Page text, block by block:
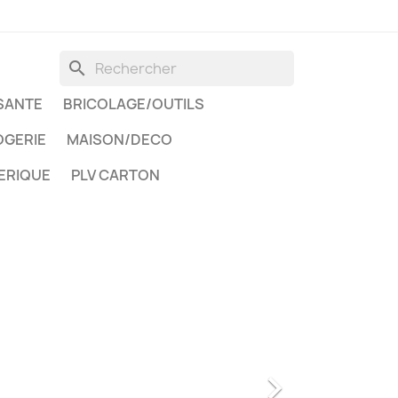
search
BRICOLAGE/OUTILS
MAISON/DECO
PLV CARTON
